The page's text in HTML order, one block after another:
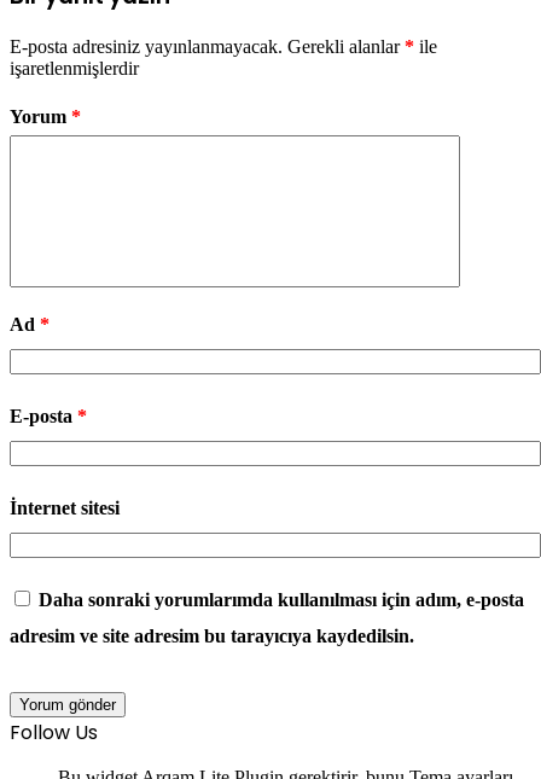
E-posta adresiniz yayınlanmayacak. Gerekli alanlar* ile
işaretlenmişlerdir
Yorum *
Ad *
E-posta *
İnternet sitesi
Daha sonraki yorumlarımda kullanılması için adım, e-posta
adresim ve site adresim bu tarayıcıya kaydedilsin.
Follow Us